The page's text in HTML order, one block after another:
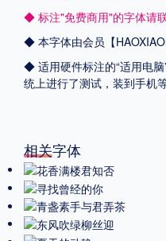
◆ 标注"免费商用"的字体请
◆ 本字体由会员【
◆ 适用硬件标注的“适用电
统上进行了测试，装到手机
相关字体